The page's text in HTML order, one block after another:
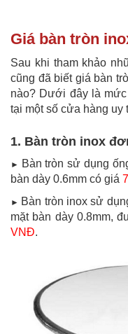
Giá bàn tròn
Sau khi tham khảo
cũng đã biết giá bàn
nào? Dưới đây là
tại một số cửa hàng uy
1. Bàn tròn inox
► Bàn tròn sử dụng
bàn dày 0.6mm có giá
► Bàn tròn inox sử
mặt bàn dày 0.8mm,
VNĐ.